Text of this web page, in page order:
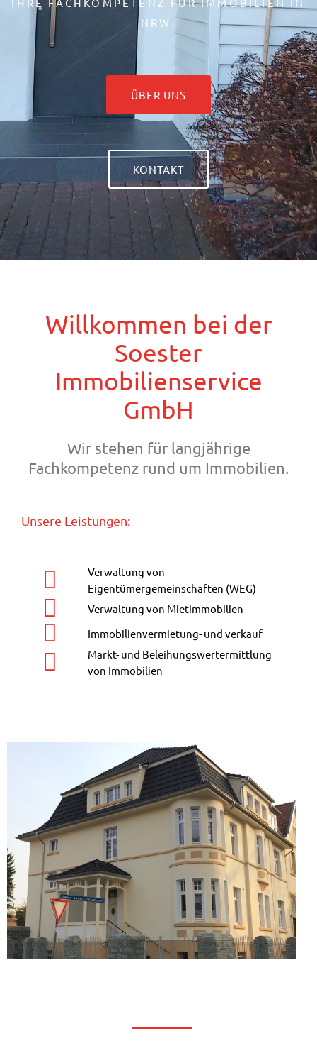
NRW.
ÜBER UNS
KONTAKT
Willkommen bei der
Soester
Immobilienservice
GmbH
Wir stehen für langjährige
Fachkompetenz rund um Immobilien.
Unsere Leistungen:
Verwaltung von
Eigentümergemeinschaften (WEG)
Verwaltung von Mietimmobilien
Immobilienvermietung- und verkauf
Markt- und Beleihungswertermittlung
von Immobilien